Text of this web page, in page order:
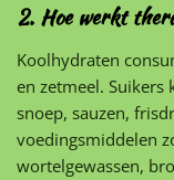
2. Hoe werkt
Koolhydraten
en zetmeel. Suikers
snoep, sauzen,
voedingsmiddelen
wortelgewassen,